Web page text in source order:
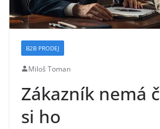
B2B PRODEJ
Miloš Toman
Zákazník nemá
si ho